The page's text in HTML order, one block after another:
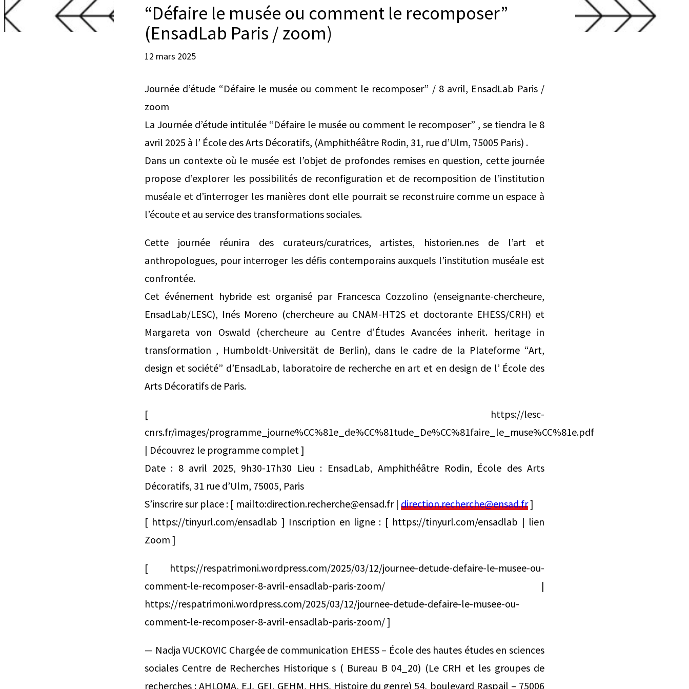
“Défaire le musée ou comment le recomposer”
(EnsadLab Paris / zoom)
12 mars 2025
Journée d’étude “Défaire le musée ou comment le recomposer” / 8 avril, EnsadLab Paris /
zoom
La Journée d’étude intitulée “Défaire le musée ou comment le recomposer” , se tiendra le 8
avril 2025 à l’ École des Arts Décoratifs, (Amphithéâtre Rodin, 31, rue d’Ulm, 75005 Paris) .
Dans un contexte où le musée est l’objet de profondes remises en question, cette journée
propose d’explorer les possibilités de reconfiguration et de recomposition de l’institution
muséale et d’interroger les manières dont elle pourrait se reconstruire comme un espace à
l’écoute et au service des transformations sociales.
Cette journée réunira des curateurs/curatrices, artistes, historien.nes de l’art et
anthropologues, pour interroger les défis contemporains auxquels l’institution muséale est
confrontée.
Cet événement hybride est organisé par Francesca Cozzolino (enseignante-chercheure,
EnsadLab/LESC), Inés Moreno (chercheure au CNAM-HT2S et doctorante EHESS/CRH) et
Margareta von Oswald (chercheure au Centre d’Études Avancées inherit. heritage in
transformation , Humboldt-Universität de Berlin), dans le cadre de la Plateforme “Art,
design et société” d’EnsadLab, laboratoire de recherche en art et en design de l’ École des
Arts Décoratifs de Paris.
[ https://lesc-
cnrs.fr/images/programme_journe%CC%81e_de%CC%81tude_De%CC%81faire_le_muse%CC%81e.pdf
| Découvrez le programme complet ]
Date : 8 avril 2025, 9h30-17h30 Lieu : EnsadLab, Amphithéâtre Rodin, École des Arts
Décoratifs, 31 rue d’Ulm, 75005, Paris
S’inscrire sur place : [ mailto:direction.recherche@ensad.fr | direction.recherche@ensad.fr]
[ https://tinyurl.com/ensadlab ] Inscription en ligne : [ https://tinyurl.com/ensadlab | lien
Zoom ]
[ https://respatrimoni.wordpress.com/2025/03/12/journee-detude-defaire-le-musee-ou-
comment-le-recomposer-8-avril-ensadlab-paris-zoom/ |
https://respatrimoni.wordpress.com/2025/03/12/journee-detude-defaire-le-musee-ou-
comment-le-recomposer-8-avril-ensadlab-paris-zoom/ ]
— Nadja VUCKOVIC Chargée de communication EHESS – École des hautes études en sciences
sociales Centre de Recherches Historique s ( Bureau B 04_20) (Le CRH et les groupes de
recherches : AHLOMA, EJ, GEI, GEHM, HHS, Histoire du genre) 54, boulevard Raspail – 75006